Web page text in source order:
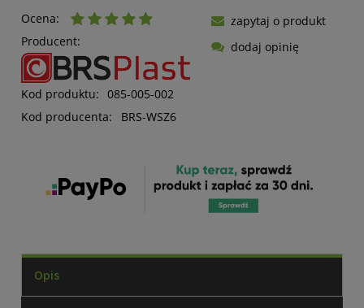
Ocena:
Producent:
Kod produktu: 085-005-002
Kod producenta:
BRS-WSZ6
zapytaj o produkt
dodaj opinię
Opis